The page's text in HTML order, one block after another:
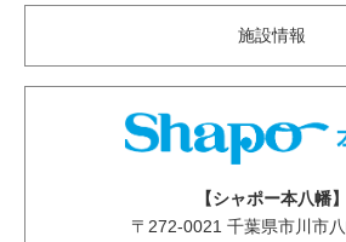
施設情報
【シャポー本八幡】
〒 272-0021 千葉県市川市